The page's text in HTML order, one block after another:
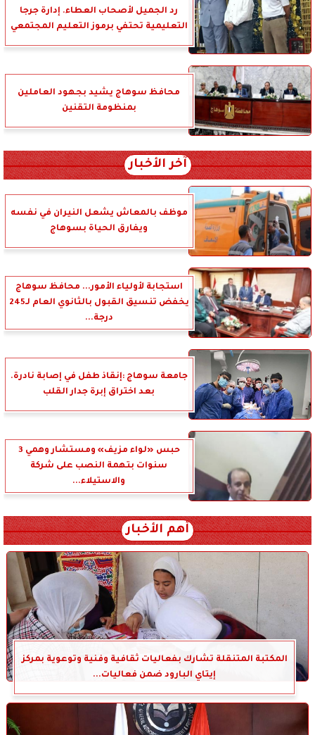
رد الجميل لأصحاب العطاء. إدارة جرجا
التعليمية تحتفي برموز التعليم المجتمعي
محافظ سوهاج يشيد بجهود العاملين
بمنظومة التقنين
آخر الأخبار
موظف بالمعاش يشعل النيران في نفسه
ويفارق الحياة بسوهاج
استجابة لأولياء الأمور... محافظ سوهاج
يخفض تنسيق القبول بالثانوي العام لـ245
درجة...
جامعة سوهاج :إنقاذ طفل في إصابة نادرة.
بعد اختراق إبرة جدار القلب
حبس «لواء مزيف» ومستشار وهمي 3
سنوات بتهمة النصب على شركة
والاستيلاء...
أهم الأخبار
المكتبة المتنقلة تشارك بفعاليات ثقافية وفنية وتوعوية بمركز
إيتاي البارود ضمن فعاليات...